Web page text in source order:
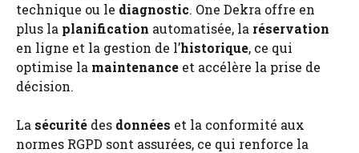
technique ou le diagnostic. One Dekra offre en
plus la planification automatisée, la réservation
en ligne et la gestion de l’historique, ce qui
optimise la maintenance et accélère la prise de
décision.
La sécurité des données et la conformité aux
normes RGPD sont assurées, ce qui renforce la